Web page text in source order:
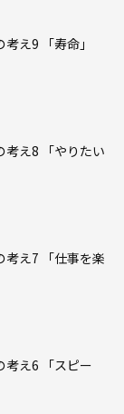
え9 「寿命」
考え8 「やりたい
考え7 「仕事を楽
考え6 「スピー